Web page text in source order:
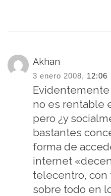
Akhan
3 enero 2008, 12:06
no es rentable
pero ¿y
bastantes
forma de
internet
telecentro, con
sobre todo en